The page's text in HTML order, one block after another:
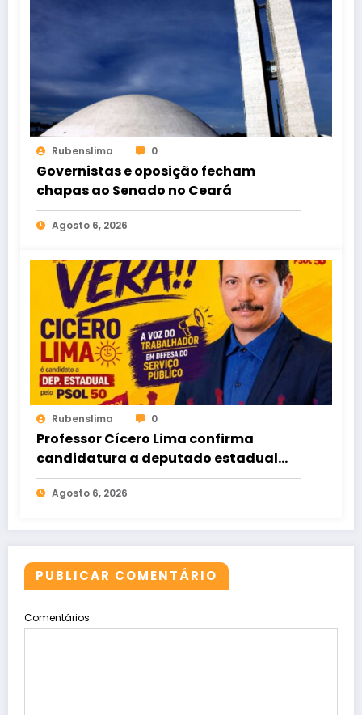
Rubenslima 0
Governistas e oposição fecham
chapas ao Senado no Ceará
Agosto 6, 2026
Rubenslima 0
Professor Cícero Lima confirma
candidatura a deputado estadual
pelo PSOL
Agosto 6, 2026
PUBLICAR COMENTÁRIO
Comentários